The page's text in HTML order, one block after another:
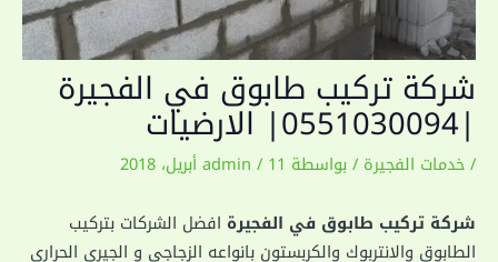
شركة تركيب طابوق في الفجيرة
|0551030094| الارضيات
/خدمات الفجيرة / بواسطة admin / 11 أبريل، 2018
شركة تركيب طابوق في الفجيرة افضل الشركات بتركيب
الطابوق والانتربوك والكربستون بانواعه الزجاجي و الجيري الحراري